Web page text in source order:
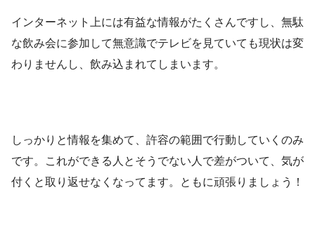
インターネット上には有益な情報がたくさんですし、無駄
な飲み会に参加して無意識でテレビを見ていても現状は変
わりませんし、飲み込まれてしまいます。
しっかりと情報を集めて、許容の範囲で行動していくのみ
です。これができる人とそうでない人で差がついて、気が
付くと取り返せなくなってます。ともに頑張りましょう！